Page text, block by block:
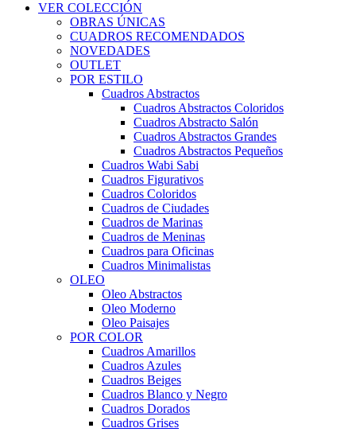
VER COLECCIÓN
OBRAS ÚNICAS
CUADROS RECOMENDADOS
NOVEDADES
OUTLET
POR ESTILO
Cuadros Abstractos
Cuadros Abstractos Coloridos
Cuadros Abstracto Salón
Cuadros Abstractos Grandes
Cuadros Abstractos Pequeños
Cuadros Wabi Sabi
Cuadros Figurativos
Cuadros Coloridos
Cuadros de Ciudades
Cuadros de Marinas
Cuadros de Meninas
Cuadros para Oficinas
Cuadros Minimalistas
OLEO
Oleo Abstractos
Oleo Moderno
Oleo Paisajes
POR COLOR
Cuadros Amarillos
Cuadros Azules
Cuadros Beiges
Cuadros Blanco y Negro
Cuadros Dorados
Cuadros Grises